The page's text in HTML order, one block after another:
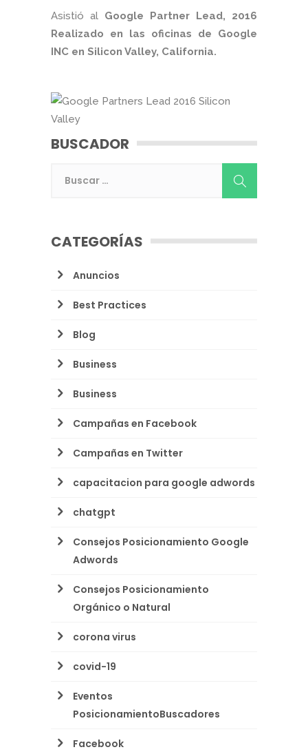
Asistió al Google Partner Lead, 2016
Realizado en las oficinas de Google
INC en Silicon Valley, California.
BUSCADOR
CATEGORÍAS
Anuncios
Best Practices
Blog
Business
Business
Campañas en Facebook
Campañas en Twitter
capacitacion para google adwords
chatgpt
Consejos Posicionamiento Google
Adwords
Consejos Posicionamiento
Orgánico o Natural
corona virus
covid-19
Eventos
PosicionamientoBuscadores
Facebook